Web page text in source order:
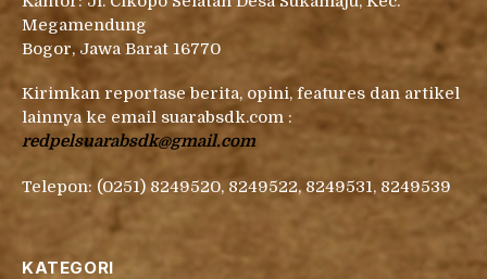
Megamendung
Bogor, Jawa Barat 16770
Kirimkan reportase berita, opini, features dan artikel
lainnya ke email suarabsdk.com :
redpelsuarabsdk@gmail.com
Telepon: (0251) 8249520, 8249522, 8249531, 8249539
KATEGORI